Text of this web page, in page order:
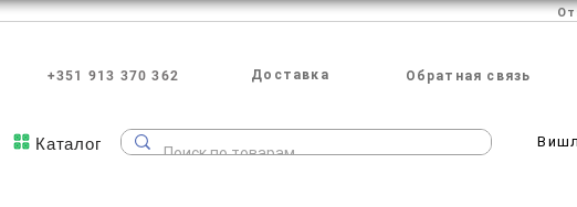
+351 913 370 362 Доставка Обратная связь
Каталог